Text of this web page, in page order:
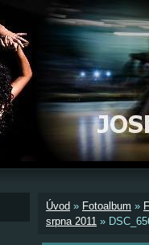
Úvod » Fotoalbum »
srpna 2011 »